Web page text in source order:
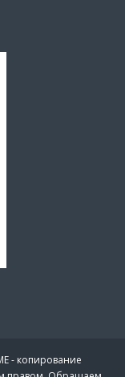
- копирование